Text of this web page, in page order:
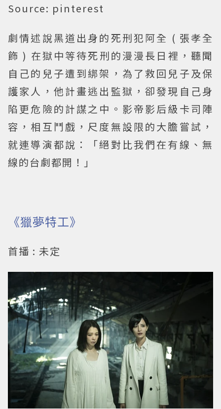
Source: pinterest
劇情述說黑道出身的死刑犯阿全 ( 張孝全
飾 ) 在獄中等待死刑的漫漫長日裡，聽聞
自己的兒子遭到綁架，為了救回兒子及保
護家人，他計畫逃出監獄，卻發現自己身
陷更危險的計謀之中。影帝影后級卡司陣
容，相互鬥戲，尺度無設限的大膽嘗試，
就連導演都說：「絕對比我們在有線、無
線的台劇都開！」
《獵夢特工》
首播 : 未定